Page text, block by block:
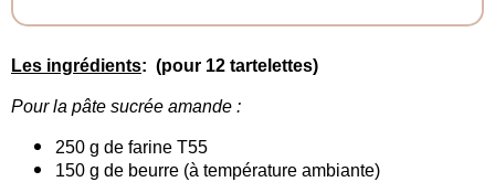
Les ingrédients: (pour 12 tartelettes)
Pour la pâte sucrée amande :
250 g de farine T55
150 g de beurre (à température ambiante)